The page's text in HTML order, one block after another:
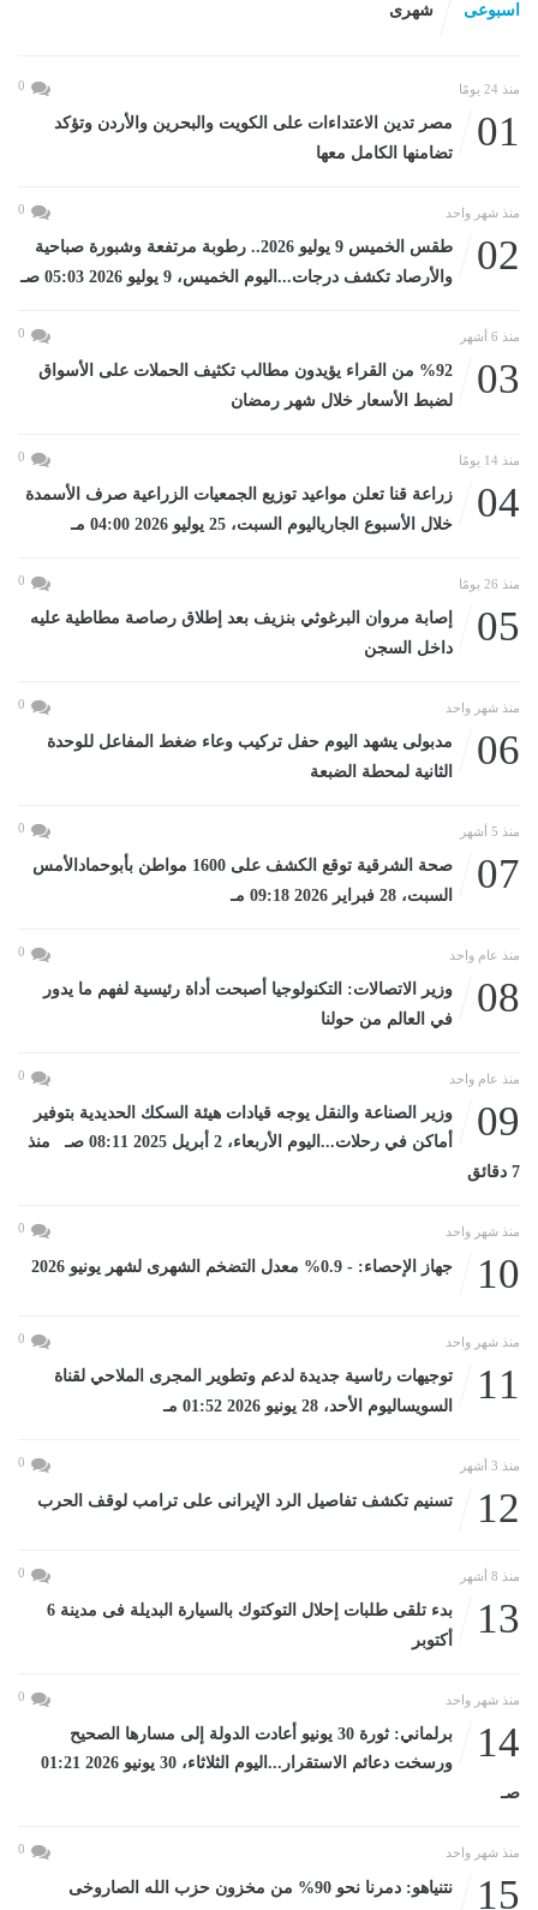
اسبوعى شهرى
منذ 24 يومًا 0
01
مصر تدين الاعتداءات على الكويت والبحرين والأردن وتؤكد
تضامنها الكامل معها
منذ شهر واحد 0
02
طقس الخميس 9 يوليو 2026.. رطوبة مرتفعة وشبورة صباحية
والأرصاد تكشف درجات...اليوم الخميس، 9 يوليو 2026 05:03 صـ
منذ 6 أشهر 0
03
%92 من القراء يؤيدون مطالب تكثيف الحملات على الأسواق
لضبط الأسعار خلال شهر رمضان
منذ 14 يومًا 0
04
زراعة قنا تعلن مواعيد توزيع الجمعيات الزراعية صرف الأسمدة
خلال الأسبوع الجارياليوم السبت، 25 يوليو 2026 04:00 مـ
منذ 26 يومًا 0
05
إصابة مروان البرغوثي بنزيف بعد إطلاق رصاصة مطاطية عليه
داخل السجن
منذ شهر واحد 0
06
مدبولى يشهد اليوم حفل تركيب وعاء ضغط المفاعل للوحدة
الثانية لمحطة الضبعة
منذ 5 أشهر 0
07
صحة الشرقية توقع الكشف على 1600 مواطن بأبوحمادالأمس
السبت، 28 فبراير 2026 09:18 مـ
منذ عام واحد 0
08
وزير الاتصالات: التكنولوجيا أصبحت أداة رئيسية لفهم ما يدور
في العالم من حولنا
منذ عام واحد 0
09
وزير الصناعة والنقل يوجه قيادات هيئة السكك الحديدية بتوفير
أماكن في رحلات...اليوم الأربعاء، 2 أبريل 2025 08:11 صـ منذ
7 دقائق
منذ شهر واحد 0
10 جهاز الإحصاء: - 0.9% معدل التضخم الشهرى لشهر يونيو 2026
منذ شهر واحد 0
11
توجيهات رئاسية جديدة لدعم وتطوير المجرى الملاحي لقناة
السويساليوم الأحد، 28 يونيو 2026 01:52 مـ
منذ 3 أشهر 0
12 تسنيم تكشف تفاصيل الرد الإيرانى على ترامب لوقف الحرب
منذ 8 أشهر 0
13
بدء تلقى طلبات إحلال التوكتوك بالسيارة البديلة فى مدينة 6
أكتوبر
منذ شهر واحد 0
14
برلماني: ثورة 30 يونيو أعادت الدولة إلى مسارها الصحيح
ورسخت دعائم الاستقرار...اليوم الثلاثاء، 30 يونيو 2026 01:21
صـ
منذ شهر واحد 0
15 نتنياهو: دمرنا نحو 90% من مخزون حزب الله الصاروخى